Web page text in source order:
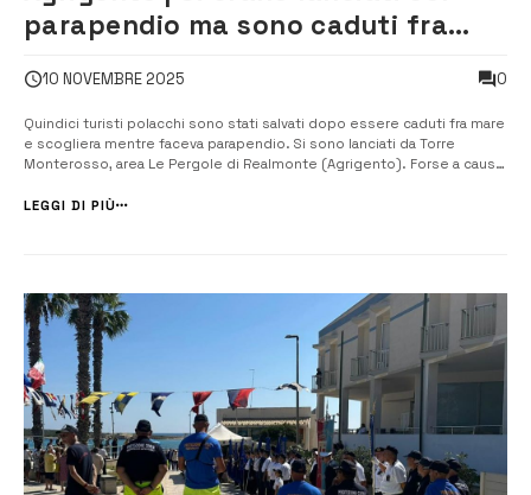
parapendio ma sono caduti fra
polacchi
10 NOVEMBRE 2025 0
Quindici turisti polacchi sono stati salvati dopo essere caduti fra mare
e scogliera mentre faceva parapendio. Si sono lanciati da Torre
Monterosso, area Le Pergole di Realmonte (Agrigento). Forse a causa
mare e la scogliera. A metterli in salvo sono stati […]
LEGGI DI PIÙ